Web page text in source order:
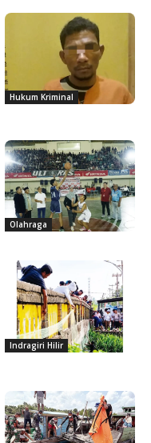
Hukum Kriminal
Olahraga
Indragiri Hilir